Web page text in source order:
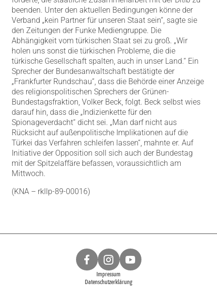
beenden. Unter den aktuellen Bedingungen könne der
Verband „kein Partner für unseren Staat sein“, sagte sie
den Zeitungen der Funke Mediengruppe. Die
Abhängigkeit vom türkischen Staat sei zu groß. „Wir
holen uns sonst die türkischen Probleme, die die
türkische Gesellschaft spalten, auch in unser Land.“ Ein
Sprecher der Bundesanwaltschaft bestätigte der
„Frankfurter Rundschau“, dass die Behörde einer Anzeige
des religionspolitischen Sprechers der Grünen-
Bundestagsfraktion, Volker Beck, folgt. Beck selbst wies
darauf hin, dass die „Indizienkette für den
Spionageverdacht“ dicht sei. „Man darf nicht aus
Rücksicht auf außenpolitische Implikationen auf die
Türkei das Verfahren schleifen lassen“, mahnte er. Auf
Initiative der Opposition soll sich auch der Bundestag
mit der Spitzelaffäre befassen, voraussichtlich am
Mittwoch.
(KNA – rkllp-89-00016)
Impressum
Datenschutzerklärung